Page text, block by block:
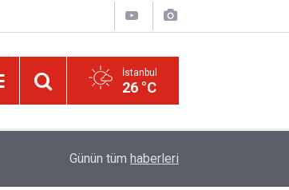
İstanbul
26 °C
Günün tüm haberleri